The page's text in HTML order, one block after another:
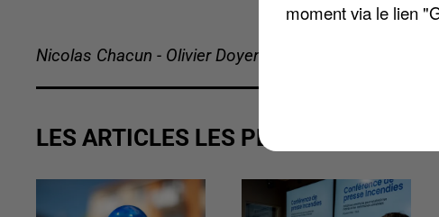
Nicolas Chacun - Olivier Doyen
LES ARTICLES LES PLUS VUS
moment via le lien